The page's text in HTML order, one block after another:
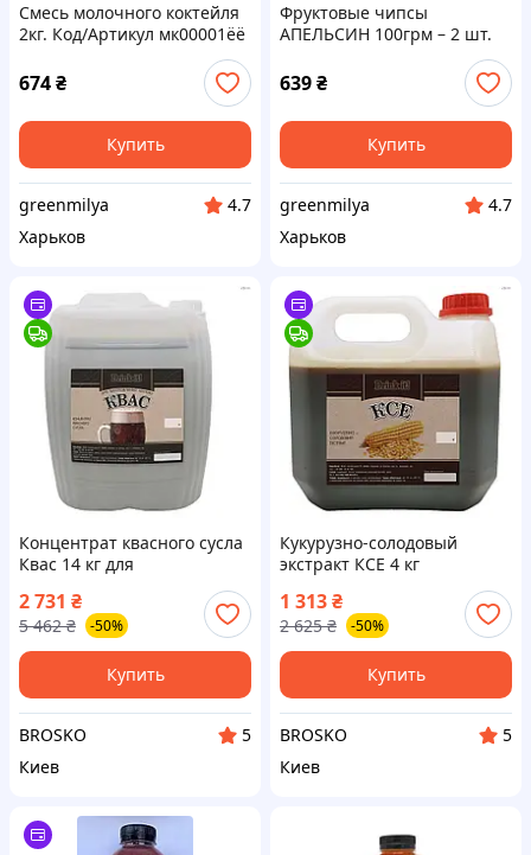
Смесь молочного коктейля
2кг. Код/Артикул мк00001ёё
674₴
Купить
greenmilya
4.7
Харьков
Фруктовые чипсы
АПЕЛЬСИН 100грм – 2 шт.
Код/Артикул НФ-00002522ё
639₴
Купить
greenmilya
4.7
Харьков
Концентрат квасного сусла
Квас 14 кг для
приготовления кваса хлеба
и кондитерских изделий
2 731 ₴
5 462 ₴ -50%
Купить
BROSKO
5
Киев
Кукурузно-солодовый
экстракт КСЕ 4 кг
натуральный продукт для
напитокварения и
производства бурбона
1 313₴
2 625 ₴ -50%
Купить
BROSKO
5
Киев